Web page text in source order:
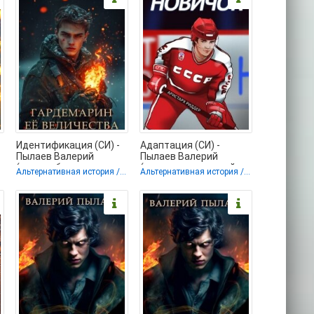
Идентификация (СИ) -
Пылаев Валерий
(читать бесплатно
полные книги .txt, .fb2)
📗
Альтернативная история / Попаданцы
Адаптация (СИ) -
Пылаев Валерий
(читать книги онлайн
бесплатно полностью
без
Альтернативная история / Попаданцы / Городское фэнтези